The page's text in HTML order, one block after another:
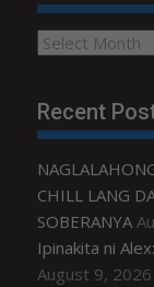
Archives
Recent
CHILL LANG
SOBERANYA
Ipinakita ni
August 9, 2026